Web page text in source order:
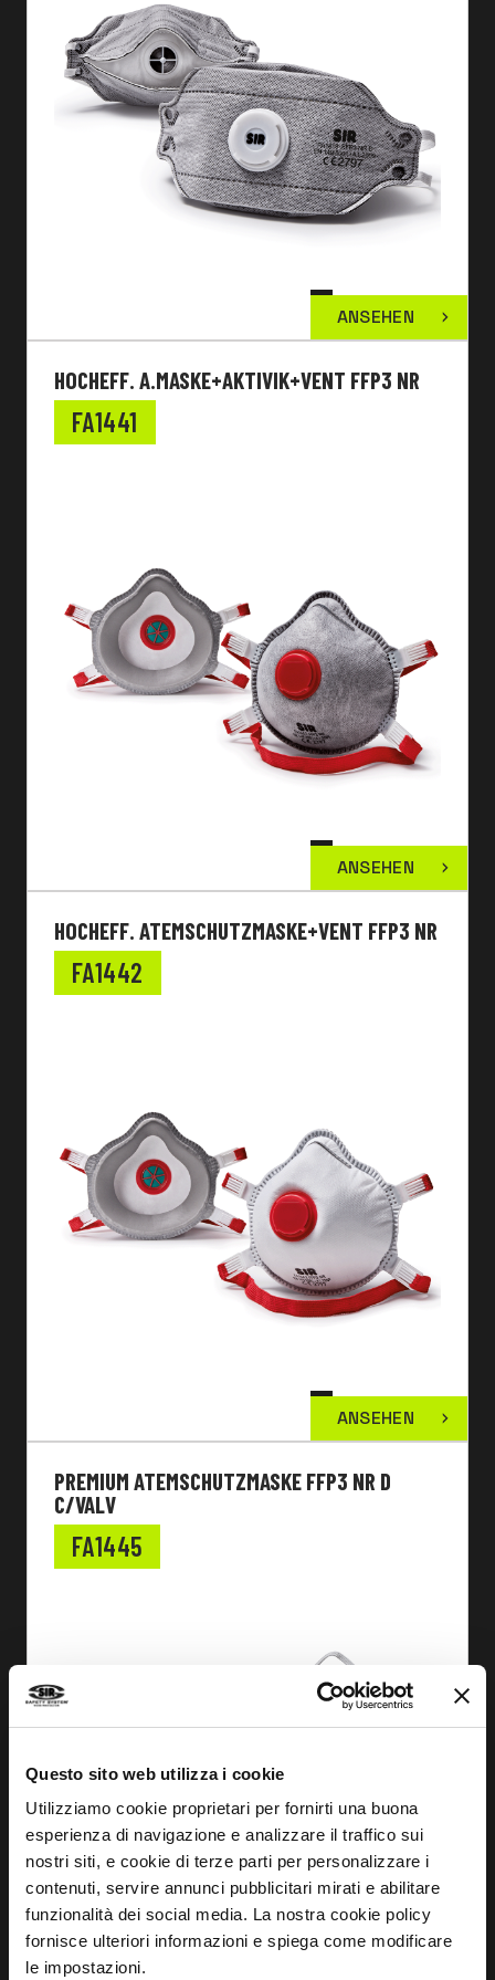
Questo sito web utilizza i cookie
Utilizziamo cookie proprietari per fornirti una buona
esperienza di navigazione e analizzare il traffico sui
nostri siti, e cookie di terze parti per personalizzare i
contenuti, servire annunci pubblicitari mirati e abilitare
funzionalità dei social media. La nostra cookie policy
fornisce ulteriori informazioni e spiega come modificare
le impostazioni.
ANSEHEN
HOCHEFF. A.MASKE+AKTIVIK+VENT FFP3 NR
FA1441
ANSEHEN
HOCHEFF. ATEMSCHUTZMASKE+VENT FFP3 NR
FA1442
ANSEHEN
PREMIUM ATEMSCHUTZMASKE FFP3 NR D
C/VALV
FA1445